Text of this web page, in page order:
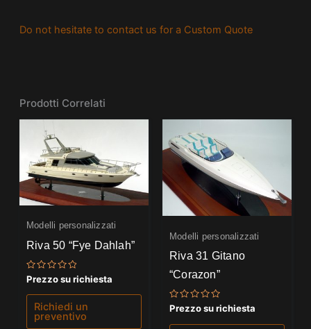
Do not hesitate to contact us for a Custom Quote
Prodotti Correlati
Modelli personalizzati
Riva 50 “Fye Dahlah”
Valutato
0
su
Prezzo su richiesta
Richiedi un
preventivo
Modelli personalizzati
Riva 31 Gitano
“Corazon”
Valutato
su
Prezzo su richiesta